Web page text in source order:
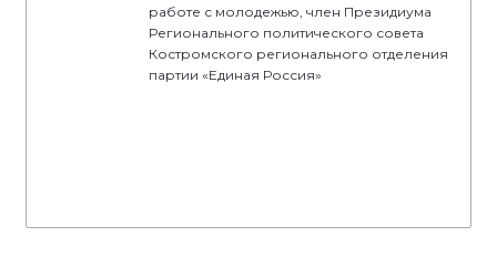
работе с молодежью, член Президиума
Регионального политического совета
Костромского регионального отделения
партии «Единая Россия»